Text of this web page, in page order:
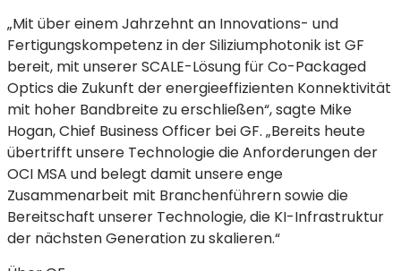
„Mit über einem Jahrzehnt an Innovations- und
Fertigungskompetenz in der Siliziumphotonik ist GF
bereit, mit unserer SCALE-Lösung für Co-Packaged
Optics die Zukunft der energieeffizienten Konnektivität
mit hoher Bandbreite zu erschließen“, sagte Mike
Hogan, Chief Business Officer bei GF. „Bereits heute
übertrifft unsere Technologie die Anforderungen der
OCI MSA und belegt damit unsere enge
Zusammenarbeit mit Branchenführern sowie die
Bereitschaft unserer Technologie, die KI-Infrastruktur
der nächsten Generation zu skalieren.“